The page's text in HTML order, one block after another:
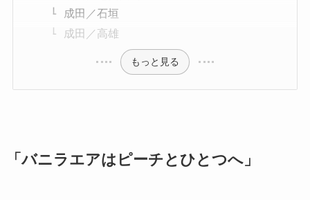
成田／石垣
成田／高雄
もっと見る
「バニラエアはピーチとひとつへ」